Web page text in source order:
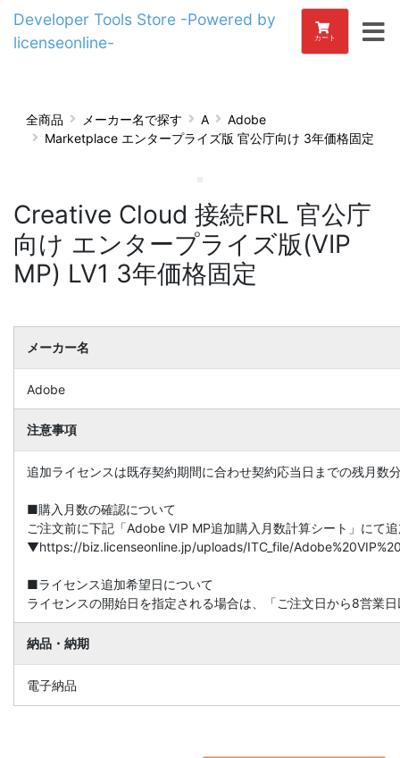
Developer Tools Store -Powered by
licenseonline-
カート
全商品 メーカー名で探す A
Adobe
Marketplace エンタープライズ版 官公庁向け 3年価格固定
Creative Cloud 接続FRL 官公庁
向け エンタープライズ版(VIP
MP) LV1 3年価格固定
メーカー名
Adobe
注意事項
追加ライセンスは既存契約期間に合わせ契約応当日までの残月数
■購入月数の確認について
ご注文前に下記「Adobe VIP MP追加購入月数計算シート」にて
▼https://biz.licenseonline.jp/uploads/ITC_file/
■ライセンス追加希望日について
ライセンスの開始日を指定される場合は、「ご注文日から8営業
納品・納期
電子納品